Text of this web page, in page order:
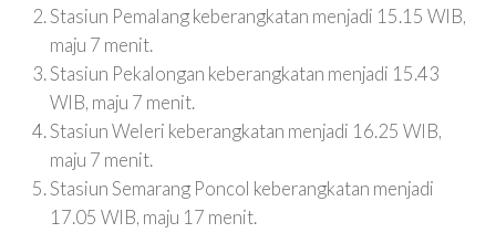
Stasiun Pemalang keberangkatan menjadi 15.15 WIB,
maju 7 menit.
Stasiun Pekalongan keberangkatan menjadi 15.43
WIB, maju 7 menit.
Stasiun Weleri keberangkatan menjadi 16.25 WIB,
maju 7 menit.
Stasiun Semarang Poncol keberangkatan menjadi
17.05 WIB, maju 17 menit.